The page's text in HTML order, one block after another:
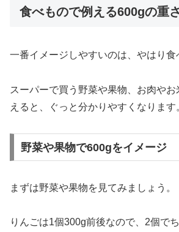
食べもので例える600gの重さ
一番イメージしやすいのは、やはり食
スーパーで買う野菜や果物、お肉やお
えると、ぐっと分かりやすくなります
野菜や果物で600gをイメージ
まずは野菜や果物を見てみましょう。
りんごは1個300g前後なので、2個で